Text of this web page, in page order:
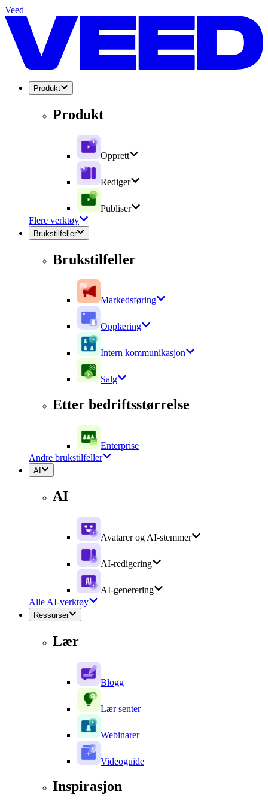
Veed
Produkt
Produkt
Opprett
Rediger
Publiser
Flere verktøy
Brukstilfeller
Brukstilfeller
Markedsføring
Opplæring
Intern kommunikasjon
Salg
Etter bedriftsstørrelse
Enterprise
Andre brukstilfeller
AI
AI
Avatarer og AI-stemmer
AI-redigering
AI-generering
Alle AI-verktøy
Ressurser
Lær
Blogg
Lær senter
Webinarer
Videoguide
Inspirasjon